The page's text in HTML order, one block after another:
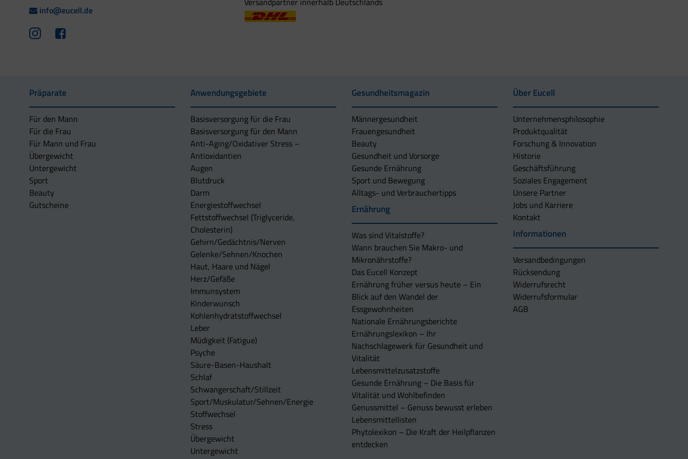
info@eucell.de
Präparate
Für den Mann
Für die Frau
Für Mann und Frau
Übergewicht
Untergewicht
Sport
Beauty
Gutscheine
Anwendungsgebiete
Basisversorgung für die Frau
Basisversorgung für den Mann
Anti-Aging/Oxidativer Stress –
Antioxidantien
Augen
Blutdruck
Darm
Energiestoffwechsel
Fettstoffwechsel (Triglyceride,
Cholesterin)
Gehirn/Gedächtnis/Nerven
Gelenke/Sehnen/Knochen
Haut, Haare und Nägel
Herz/Gefäße
Immunsystem
Kinderwunsch
Kohlenhydratstoffwechsel
Leber
Müdigkeit (Fatigue)
Psyche
Säure-Basen-Haushalt
Schlaf
Schwangerschaft/Stillzeit
Sport/Muskulatur/Sehnen/Energie
Stoffwechsel
Stress
Übergewicht
Untergewicht
Gesundheitsmagazin
Männergesundheit
Frauengesundheit
Beauty
Gesundheit und Vorsorge
Gesunde Ernährung
Sport und Bewegung
Alltags- und Verbrauchertipps
Ernährung
Was sind Vitalstoffe?
Wann brauchen Sie Makro- und
Mikronährstoffe?
Das Eucell Konzept
Ernährung früher versus heute – Ein
Blick auf den Wandel der
Essgewohnheiten
Nationale Ernährungsberichte
Ernährungslexikon – Ihr
Nachschlagewerk für Gesundheit und
Vitalität
Lebensmittelzusatzstoffe
Gesunde Ernährung – Die Basis für
Vitalität und Wohlbefinden
Genussmittel – Genuss bewusst erleben
Lebensmittellisten
Phytolexikon – Die Kraft der Heilpflanzen
entdecken
Über Eucell
Unternehmens­philosophie
Produktqualität
Forschung & Innovation
Historie
Geschäftsführung
Soziales Engagement
Unsere Partner
Jobs und Karriere
Kontakt
Informationen
Versandbedingungen
Rücksendung
Widerrufsrecht
Widerrufsformular
AGB